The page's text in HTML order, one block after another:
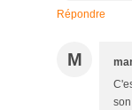
Répondre
M